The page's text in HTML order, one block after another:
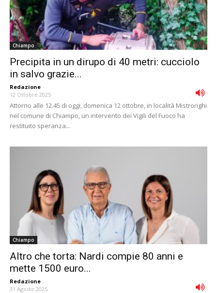
Chiampo
Precipita in un dirupo di 40 metri: cucciolo
in salvo grazie...
Redazione -
12 Ottobre 2025
Attorno alle 12.45 di oggi, domenica 12 ottobre, in località Mistrorighi
nel comune di Chiampo, un intervento dei Vigili del Fuoco ha
restituito speranza...
Chiampo
Altro che torta: Nardi compie 80 anni e
mette 1500 euro...
Redazione -
31 Agosto 2025